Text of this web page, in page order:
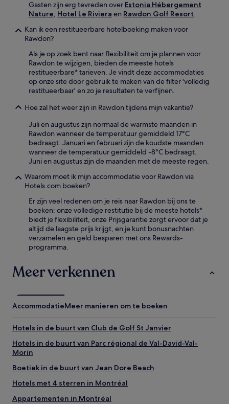
Gasten zijn erg tevreden over Estonia Hébergement
Nature, Hotel Le Riviera en Rawdon Golf Resort.
Kan ik een restitueerbare hotelboeking maken voor
Rawdon?
Als je op zoek bent naar flexibiliteit om je plannen voor
Rawdon te wijzigen, bieden de meeste hotels
restitueerbare* tarieven. Je vindt deze accommodaties
op onze site door gebruik te maken van de filter 'volledig
restitueerbaar' en zo je resultaten te verfijnen.
Hoe zal het weer zijn in Rawdon tijdens mijn vakantie?
Juli en augustus zijn normaal de warmste maanden in
Rawdon wanneer de temperatuur gemiddeld 17°C
bedraagt. Januari en februari zijn de koudste maanden
wanneer de temperatuur gemiddeld -8°C bedraagt.
Juni en augustus zijn de maanden met de meeste regen.
Waarom moet ik mijn accommodatie voor Rawdon via
Hotels.com boeken?
Er zijn veel redenen om je reis naar Rawdon bij ons te
boeken: onze volledige restitutie bij de meeste hotels*
biedt je flexibiliteit, onze Prijsgarantie zorgt ervoor dat je
altijd de laagste prijs krijgt, en je kunt bonusnachten
verzamelen en geld besparen met ons Rewards-
programma.
Meer verkennen
AccommodatieMeer manieren om te boeken
Hotels in de buurt van Club de Golf St Janvier
Hotels in de buurt van Parc régional de Val-David-Val-
Morin
Boetiek in de buurt van Jean Dore Beach
Hotels met 4 sterren in Montréal
Appartementen in Montréal